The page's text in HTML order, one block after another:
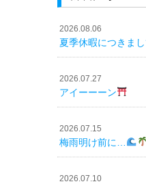
2026.08.06
夏季休暇につきま
2026.07.27
アイーーーン
2026.07.15
梅雨明け前に…
2026.07.10